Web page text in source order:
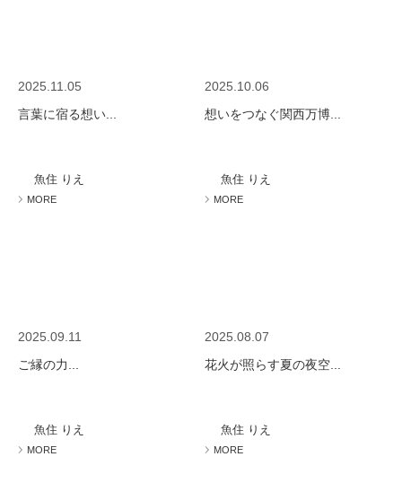
2025.11.05
言葉に宿る想い...
魚住 りえ
MORE
2025.10.06
想いをつなぐ関西万博...
魚住 りえ
MORE
2025.09.11
ご縁の力...
魚住 りえ
MORE
2025.08.07
花火が照らす夏の夜空...
魚住 りえ
MORE